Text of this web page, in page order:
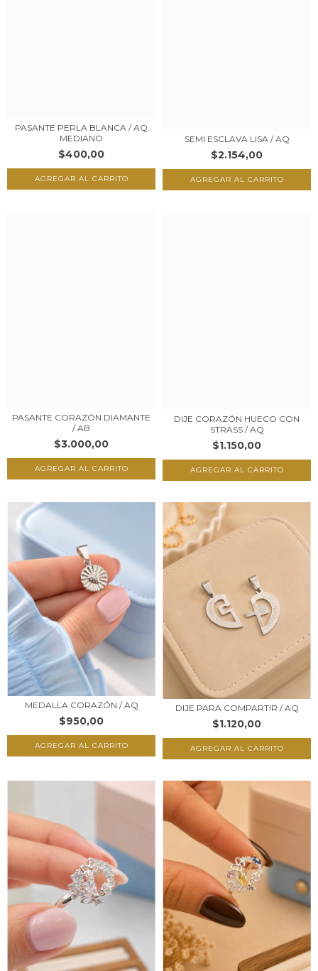
PASANTE PERLA BLANCA / AQ
MEDIANO
$400,00
SEMI ESCLAVA LISA / AQ
$2.154,00
PASANTE CORAZÓN DIAMANTE
/ AB
$3.000,00
DIJE CORAZÓN HUECO CON
STRASS / AQ
$1.150,00
MEDALLA CORAZÓN / AQ
$950,00
DIJE PARA COMPARTIR / AQ
$1.120,00